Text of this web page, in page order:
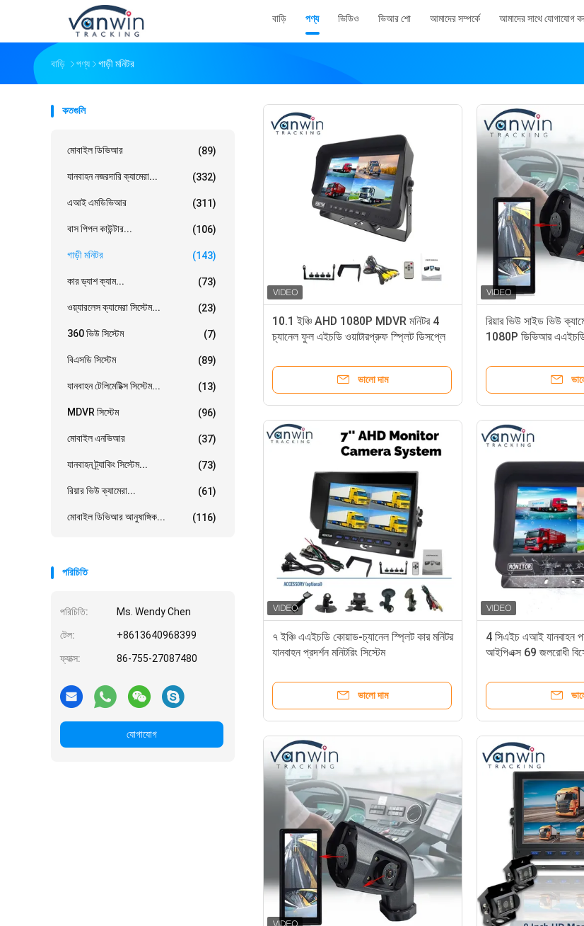
বাড়ি পণ্য ভিডিও ভিআর শো আমাদের সম্পর্কে আমাদের সাথে যোগাযোগ
বাড়ি পণ্য গাড়ী মনিটর
কতগুলি
মোবাইল ডিভিআর (89)
যানবাহন নজরদারি ক্যামেরা... (332)
এআই এমডিভিআর (311)
বাস পিপল কাউন্টার... (106)
গাড়ী মনিটর (143)
কার ড্যাশ ক্যাম... (73)
ওয়্যারলেস ক্যামেরা সিস্টেম... (23)
360 ভিউ সিস্টেম (7)
বিএসডি সিস্টেম (89)
যানবাহন টেলিমেটিক্স সিস্টেম... (13)
MDVR সিস্টেম (96)
মোবাইল এনভিআর (37)
যানবাহন ট্র্যাকিং সিস্টেম... (73)
রিয়ার ভিউ ক্যামেরা... (61)
মোবাইল ডিভিআর আনুষাঙ্গিক... (116)
পরিচিতি
পরিচিতি: Ms. Wendy Chen
টেল: +8613640968399
ফ্যাক্স: 86-755-27087480
যোগাযোগ
10.1 ইঞ্চি AHD 1080P MDVR মনিটর 4
চ্যানেল ফুল এইচডি ওয়াটারপ্রুফ স্প্লিট ডিসপ্লে
ভালো দাম
রিয়ার ভিউ সাইড ভিউ
1080P ডিভিআর এএইচডি
৭ ইঞ্চি এএইচডি কোয়াড-চ্যানেল স্প্লিট কার মনিটর
যানবাহন প্রদর্শন মনিটরিং সিস্টেম
ভালো দাম
4 সিএইচ এআই যানবাহন
আইপিএক্স 69 জলরোধী